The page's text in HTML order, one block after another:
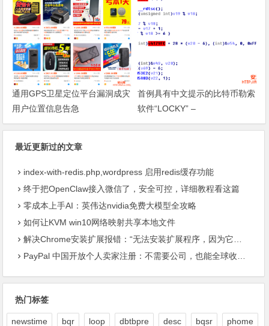
通用GPS卫星定位平台漏洞成灾
用户位置信息告急
首例具有中文提示的比特币勒索
软件“LOCKY” –
最近更新过的文章
index-with-redis.php,wordpress 启用redis缓存功能
终于把OpenClaw接入微信了，安全可控，详细教程看这篇
零成本上手AI：英伟达nvidia免费大模型全攻略
如何让KVM win10网络映射共享本地文件
解决Chrome安装扩展报错：“无法安装扩展程序，因为它使用了不受支持的清单版本“
PayPal 中国开放个人卖家注册：不需要公司，也能全球收款了
热门标签
newstime bqr loop dbtbpre desc bqsr phome